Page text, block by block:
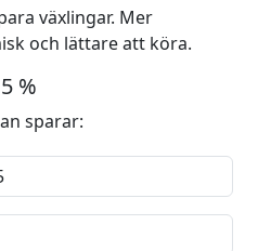
växlingar. Mer
och lättare att köra.
%
sparar: